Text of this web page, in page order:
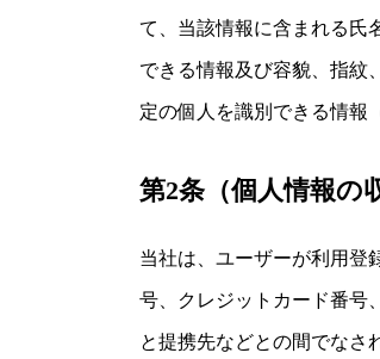
て、当該情報に含まれる氏
できる情報及び容貌、指紋
定の個人を識別できる情報
第2条（個人情報の
当社は、ユーザーが利用登
号、クレジットカード番号
と提携先などとの間でなさ